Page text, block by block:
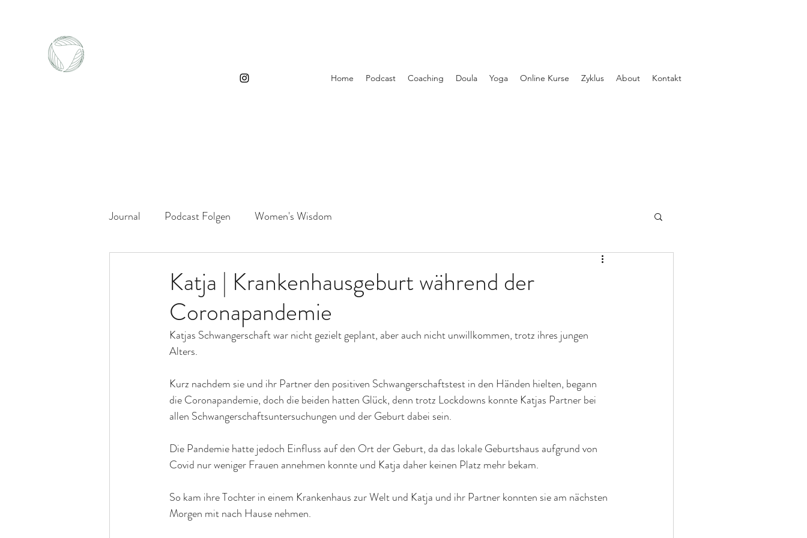
Home Podcast Coaching Doula Yoga Online Kurse Zyklus About Kontakt
Journal Podcast Folgen Women's Wisdom
Katja | Krankenhausgeburt während der
Coronapandemie
Katjas Schwangerschaft war nicht gezielt geplant, aber auch nicht unwillkommen, trotz ihres jungen
Alters.
Kurz nachdem sie und ihr Partner den positiven Schwangerschaftstest in den Händen hielten, begann
die Coronapandemie, doch die beiden hatten Glück, denn trotz Lockdowns konnte Katjas Partner bei
allen Schwangerschaftsuntersuchungen und der Geburt dabei sein.
Die Pandemie hatte jedoch Einfluss auf den Ort der Geburt, da das lokale Geburtshaus aufgrund von
Covid nur weniger Frauen annehmen konnte und Katja daher keinen Platz mehr bekam.
So kam ihre Tochter in einem Krankenhaus zur Welt und Katja und ihr Partner konnten sie am nächsten
Morgen mit nach Hause nehmen.